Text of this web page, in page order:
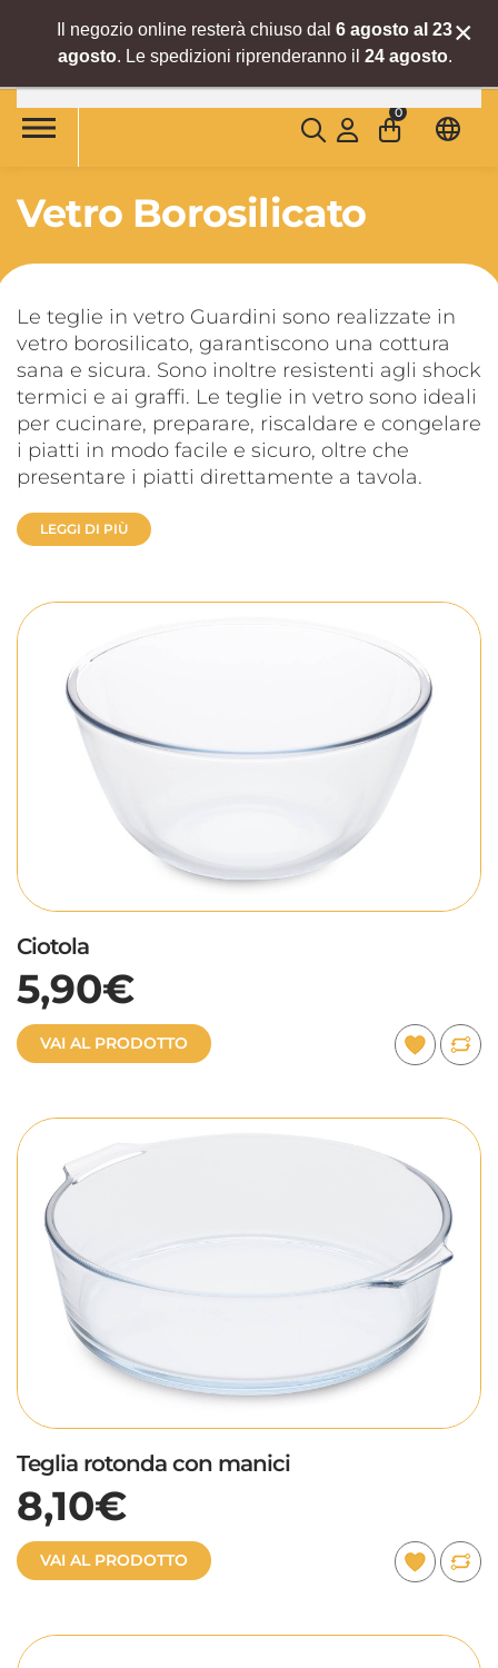
Skip to main content
0
Vetro Borosilicato
Le teglie in vetro Guardini sono realizzate in
vetro borosilicato, garantiscono una cottura
sana e sicura. Sono inoltre resistenti agli shock
termici e ai graffi. Le teglie in vetro sono ideali
per cucinare, preparare, riscaldare e congelare
i piatti in modo facile e sicuro, oltre che
presentare i piatti direttamente a tavola.
LEGGI DI PIÙ
Ciotola
5,90€
VAI AL PRODOTTO
Teglia rotonda con manici
8,10€
VAI AL PRODOTTO
×
Il negozio online resterà chiuso dal 6 agosto al 23
agosto. Le spedizioni riprenderanno il 24 agosto.